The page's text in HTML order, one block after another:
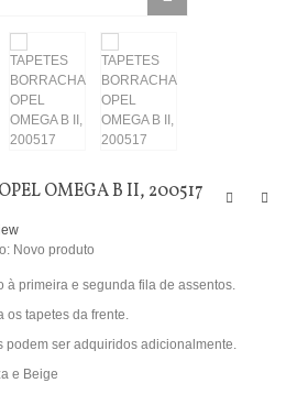
OMEGA B II, 200517
Novo produto
à primeira e segunda fila de assentos.
os tapetes da frente.
podem ser adquiridos adicionalmente.
e Beige